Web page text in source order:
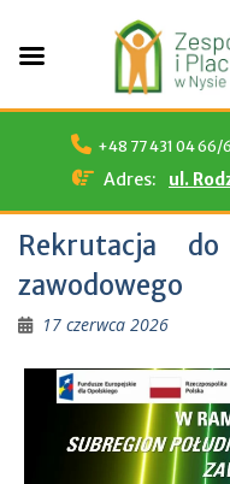
Skip
+48 77 431 04 66/
Adres: ul.
Rekrutacja
zawodowego
17 czerwca 2026